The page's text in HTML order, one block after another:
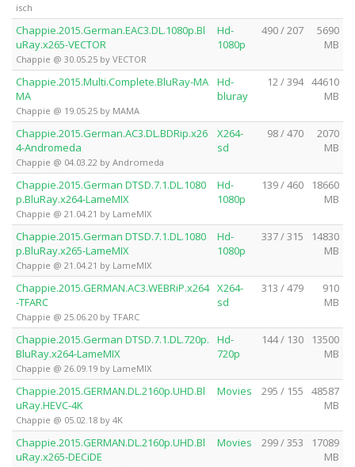
isch
Chappie.2015.German.EAC3.DL.1080p.Bl
uRay.x265-VECTOR
Chappie @ 30.05.25 by VECTOR
Hd-
1080p
490 / 207
5690
MB
Chappie.2015.Multi.Complete.BluRay-MA
MA
Chappie @ 19.05.25 by MAMA
Hd-
bluray
12 / 394 44610
MB
Chappie.2015.German.AC3.DL.BDRip.x26
4-Andromeda
Chappie @ 04.03.22 by Andromeda
X264-
sd
98 / 470
2070
MB
Chappie.2015.German DTSD.7.1.DL.1080
p.BluRay.x264-LameMIX
Chappie @ 21.04.21 by LameMIX
Hd-
1080p
139 / 460
18660
MB
Chappie.2015.German DTSD.7.1.DL.1080
p.BluRay.x265-LameMIX
Chappie @ 21.04.21 by LameMIX
Hd-
1080p
337 / 315
14830
MB
Chappie.2015.GERMAN.AC3.WEBRiP.x264
-TFARC
Chappie @ 25.06.20 by TFARC
X264-
sd
313 / 479
910
MB
Chappie.2015.German DTSD.7.1.DL.720p.
BluRay.x264-LameMIX
Chappie @ 26.09.19 by LameMIX
Hd-
720p
144 / 130
13500
MB
Chappie.2015.GERMAN.DL.2160p.UHD.Bl
uRay.HEVC-4K
Chappie @ 05.02.18 by 4K
Movies 295 / 155
48587
MB
Chappie.2015.GERMAN.DL.2160p.UHD.Bl
uRay.x265-DECiDE
Movies 299 / 353
17089
MB